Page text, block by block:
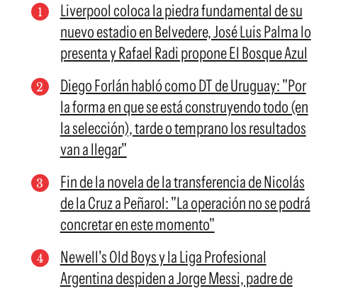
Liverpool coloca la piedra fundamental de su
nuevo estadio en Belvedere, José Luis Palma lo
presenta y Rafael Radi propone El Bosque Azul
Diego Forlán habló como DT de Uruguay: "Por
la forma en que se está construyendo todo (en
la selección), tarde o temprano los resultados
van a llegar"
Fin de la novela de la transferencia de Nicolás
de la Cruz a Peñarol: "La operación no se podrá
concretar en este momento"
Newell's Old Boys y la Liga Profesional
Argentina despiden a Jorge Messi, padre de